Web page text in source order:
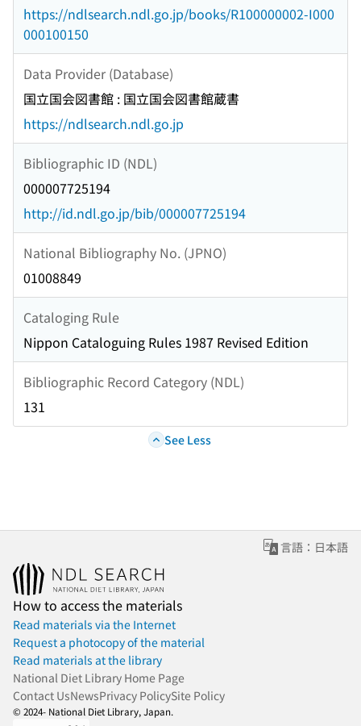
https://ndlsearch.ndl.go.jp/books/R100000002-I000
000100150
Data Provider (Database)
国立国会図書館 : 国立国会図書館蔵書
https://ndlsearch.ndl.go.jp
Bibliographic ID (NDL)
000007725194
http://id.ndl.go.jp/bib/000007725194
National Bibliography No. (JPNO)
01008849
Cataloging Rule
Nippon Cataloguing Rules 1987 Revised Edition
Bibliographic Record Category (NDL)
131
See Less
言語：日本語
How to access the materials
Read materials via the Internet
Request a photocopy of the material
Read materials at the library
National Diet Library Home Page
Contact UsNewsPrivacy PolicySite Policy
© 2024- National Diet Library, Japan.